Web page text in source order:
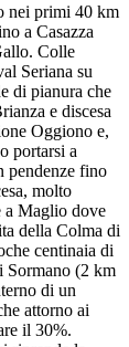
nei primi 40 km
a Casazza
Colle
Seriana su
di pianura che
e discesa
Oggiono e,
portarsi a
pendenze fino
molto
a Maglio dove
della Colma di
centinaia di
Sormano (2 km
di un
attorno ai
il 30%.